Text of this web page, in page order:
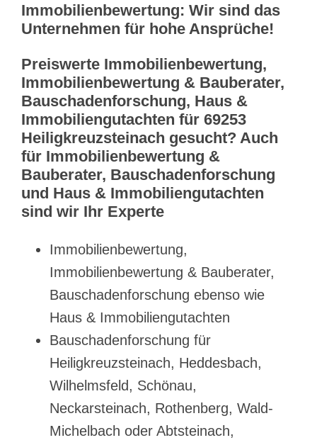
Immobilienbewertung: Wir sind das
Unternehmen für hohe Ansprüche!
Preiswerte Immobilienbewertung,
Immobilienbewertung & Bauberater,
Bauschadenforschung, Haus &
Immobiliengutachten für 69253
Heiligkreuzsteinach gesucht? Auch
für Immobilienbewertung &
Bauberater, Bauschadenforschung
und Haus & Immobiliengutachten
sind wir Ihr Experte
Immobilienbewertung,
Immobilienbewertung & Bauberater,
Bauschadenforschung ebenso wie
Haus & Immobiliengutachten
Bauschadenforschung für
Heiligkreuzsteinach, Heddesbach,
Wilhelmsfeld, Schönau,
Neckarsteinach, Rothenberg, Wald-
Michelbach oder Abtsteinach,